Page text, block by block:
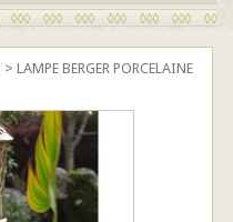
> LAMPE BERGER PORCELAINE